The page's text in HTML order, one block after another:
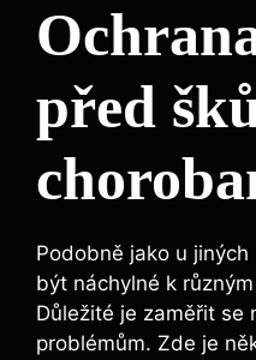
před
Podobně jako u
být náchylné k
Důležité je zaměřit se
problémům. Zde je